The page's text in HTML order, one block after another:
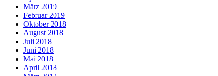
März 2019
Februar 2019
Oktober 2018
August 2018
Juli 2018
Juni 2018
Mai 2018
April 2018